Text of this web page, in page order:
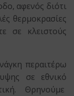
αφενός διότι
θερμοκρασίες
σε κλειστούς
περαιτέρω
σε εθνικό
Θρηνούμε